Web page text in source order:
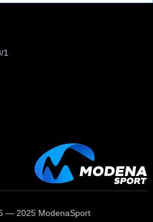
1
— 2025 ModenaSport